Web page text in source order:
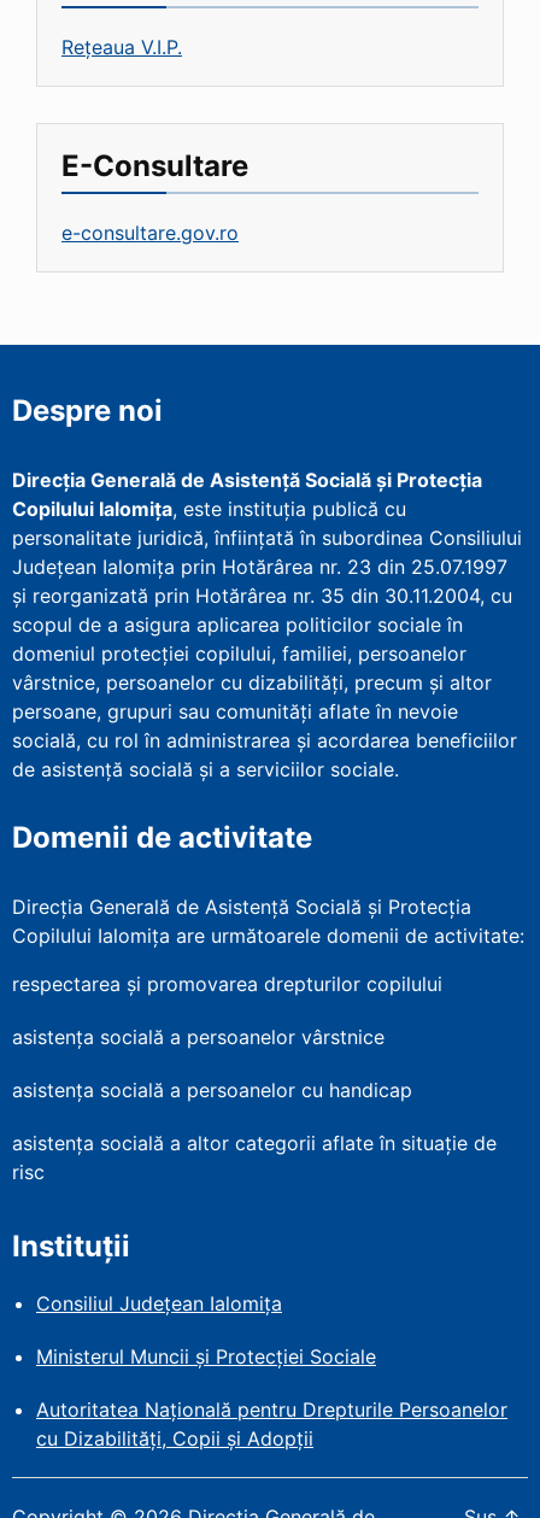
Rețeaua V.I.P.
E-Consultare
e-consultare.gov.ro
Despre noi
Direcţia Generală de Asistenţă Socială şi Protecţia
Copilului Ialomița, este instituţia publică cu
personalitate juridică, înfiinţată în subordinea Consiliului
Județean Ialomița prin Hotărârea nr. 23 din 25.07.1997
şi reorganizată prin Hotărârea nr. 35 din 30.11.2004, cu
scopul de a asigura aplicarea politicilor sociale în
domeniul protecţiei copilului, familiei, persoanelor
vârstnice, persoanelor cu dizabilităţi, precum şi altor
persoane, grupuri sau comunităţi aflate în nevoie
socială, cu rol în administrarea şi acordarea beneficiilor
de asistenţă socială şi a serviciilor sociale.
Domenii de activitate
Direcția Generală de Asistență Socială și Protecția
Copilului Ialomița are următoarele domenii de activitate:
respectarea și promovarea drepturilor copilului
asistența socială a persoanelor vârstnice
asistența socială a persoanelor cu handicap
asistența socială a altor categorii aflate în situație de
risc
Instituții
Consiliul Județean Ialomița
Ministerul Muncii și Protecției Sociale
Autoritatea Națională pentru Drepturile Persoanelor
cu Dizabilități, Copii și Adopții